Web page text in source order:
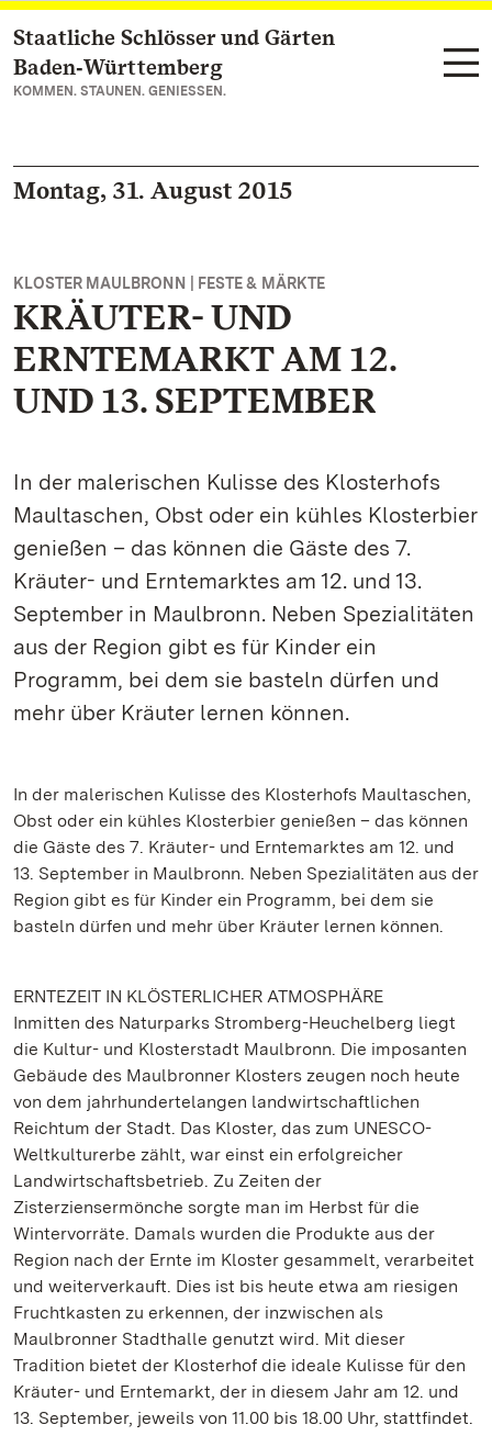
Zum Hauptinhalt springen
Staatliche Schlösser und Gärten
Baden‑Württemberg
KOMMEN. STAUNEN. GENIESSEN.
Montag, 31. August 2015
KLOSTER MAULBRONN | FESTE & MÄRKTE
KRÄUTER- UND
ERNTEMARKT AM 12.
UND 13. SEPTEMBER
In der malerischen Kulisse des Klosterhofs
Maultaschen, Obst oder ein kühles Klosterbier
genießen – das können die Gäste des 7.
Kräuter- und Erntemarktes am 12. und 13.
September in Maulbronn. Neben Spezialitäten
aus der Region gibt es für Kinder ein
Programm, bei dem sie basteln dürfen und
mehr über Kräuter lernen können.
In der malerischen Kulisse des Klosterhofs Maultaschen,
Obst oder ein kühles Klosterbier genießen – das können
die Gäste des 7. Kräuter- und Erntemarktes am 12. und
13. September in Maulbronn. Neben Spezialitäten aus der
Region gibt es für Kinder ein Programm, bei dem sie
basteln dürfen und mehr über Kräuter lernen können.
ERNTEZEIT IN KLÖSTERLICHER ATMOSPHÄRE
Inmitten des Naturparks Stromberg-Heuchelberg liegt
die Kultur- und Klosterstadt Maulbronn. Die imposanten
Gebäude des Maulbronner Klosters zeugen noch heute
von dem jahrhundertelangen landwirtschaftlichen
Reichtum der Stadt. Das Kloster, das zum UNESCO-
Weltkulturerbe zählt, war einst ein erfolgreicher
Landwirtschaftsbetrieb. Zu Zeiten der
Zisterziensermönche sorgte man im Herbst für die
Wintervorräte. Damals wurden die Produkte aus der
Region nach der Ernte im Kloster gesammelt, verarbeitet
und weiterverkauft. Dies ist bis heute etwa am riesigen
Fruchtkasten zu erkennen, der inzwischen als
Maulbronner Stadthalle genutzt wird. Mit dieser
Tradition bietet der Klosterhof die ideale Kulisse für den
Kräuter- und Erntemarkt, der in diesem Jahr am 12. und
13. September, jeweils von 11.00 bis 18.00 Uhr, stattfindet.